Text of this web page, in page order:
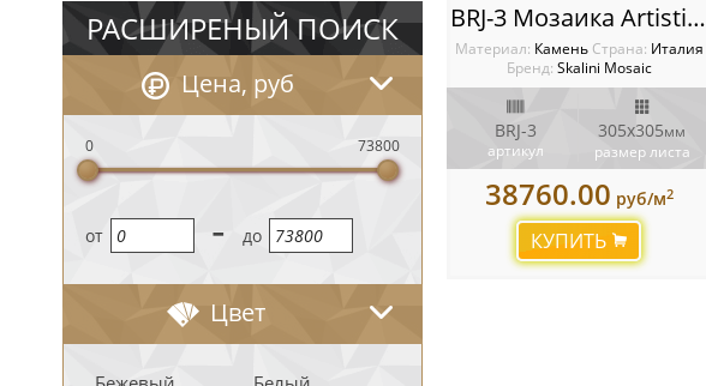
РАСШИРЕНЫЙ ПОИСК
Цена, руб
0 73800
oт - до
Цвет
BRJ-3 Мозаика Artistic Stone Burj
Материал: Камень Cтрана: Италия
Бренд: Skalini Mosaic
BRJ-3
артикул
305x305мм
размер листа
38760.00 руб/м2
КУПИТЬ